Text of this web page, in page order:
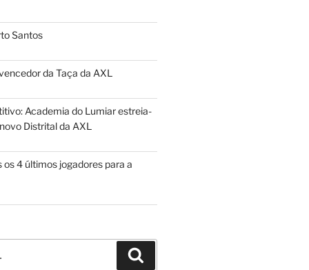
Santos
da Taça da AXL
Academia do Lumiar estreia-
Distrital da AXL
os 4 últimos jogadores para a